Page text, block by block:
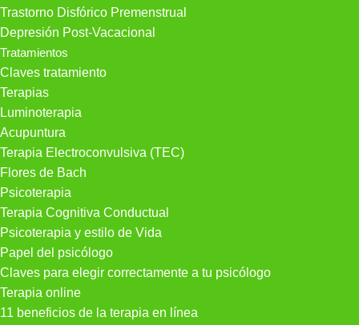
Trastorno Disfórico Premenstrual
Depresión Post-Vacacional
Tratamientos
Claves tratamiento
Terapias
Luminoterapia
Acupuntura
Terapia Electroconvulsiva (TEC)
Flores de Bach
Psicoterapia
Terapia Cognitiva Conductual
Psicoterapia y estilo de Vida
Papel del psicólogo
Claves para elegir correctamente a tu psicólogo
Terapia online
11 beneficios de la terapia en línea